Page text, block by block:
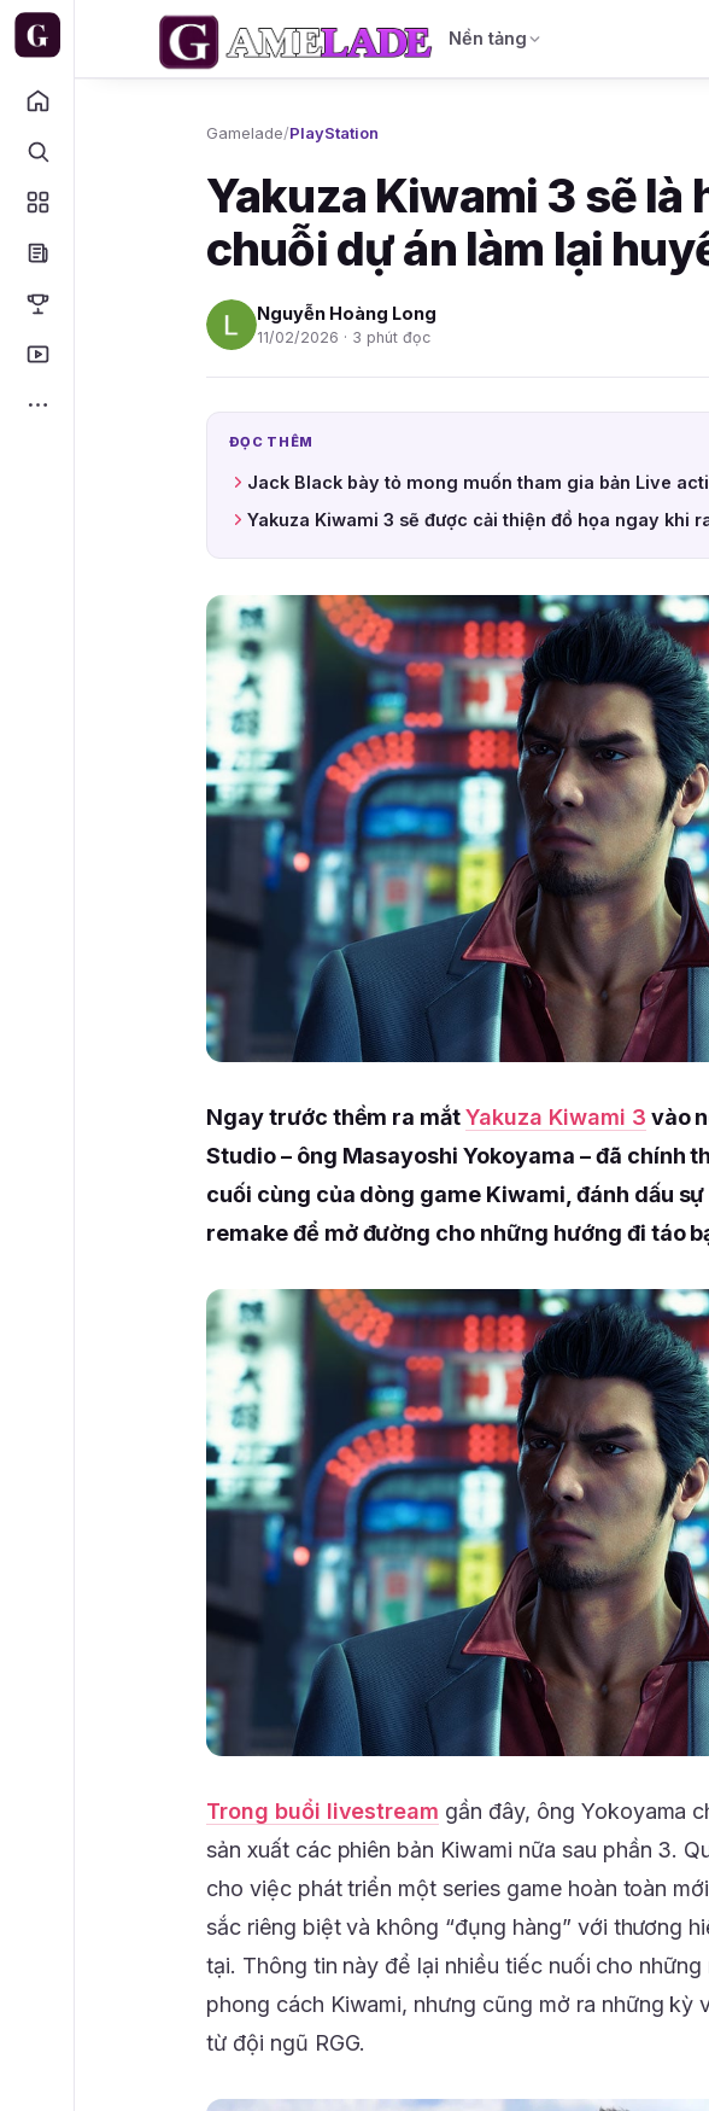
Nền tảng
Gamelade/PlayStation
Yakuza Kiwami 3 sẽ là
chuỗi dự án làm lại
Nguyễn Hoàng Long
11/02/2026 · 3 phút đọc
ĐỌC THÊM
Jack Black bày tỏ mong muốn tham gia bản Live
Yakuza Kiwami 3 sẽ được cải thiện đồ họa ngay khi
Ngay trước thềm ra mắtYakuza Kiwami 3 vào
Studio – ông Masayoshi Yokoyama – đã chính
cuối cùng của dòng game Kiwami, đánh dấu
remake để mở đường cho những hướng đi táo
Trong buổi livestream gần đây, ông Yokoyama
sản xuất các phiên bản Kiwami nữa sau phần 3.
cho việc phát triển một series game hoàn toàn
sắc riêng biệt và không “đụng hàng” với thương
tại. Thông tin này để lại nhiều tiếc nuối cho
phong cách Kiwami, nhưng cũng mở ra những kỳ
từ đội ngũ RGG.